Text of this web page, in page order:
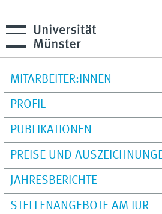
MITARBEITER:INNEN
PROFIL
PUBLIKATIONEN
PREISE UND
JAHRESBERICHTE
STELLENANGEBOTE AM IUR